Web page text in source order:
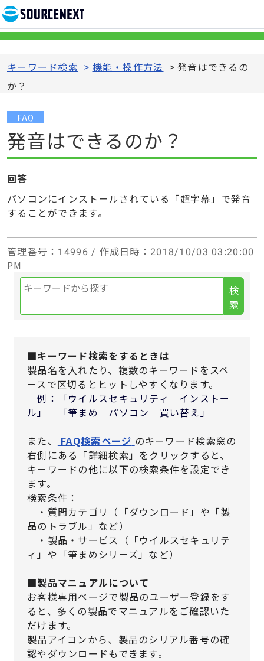
キーワード検索 > 機能・操作方法 > 発音はできるの
か？
FAQ
発音はできるのか？
回答
パソコンにインストールされている「超字幕」で発音
することができます。
管理番号 ：14996 / 作成日時 ：2018/10/03 03:20:00
PM
検
索
■キーワード検索をするときは
製品名を入れたり、複数のキーワードをスペ
ースで区切るとヒットしやすくなります。
例：「ウイルスセキュリティ インストー
ル」 「筆まめ パソコン 買い替え」
また、
FAQ検索ページ のキーワード検索窓の
右側にある「詳細検索」をクリックすると、
キーワードの他に以下の検索条件を設定でき
ます。
検索条件：
・質問カテゴリ（「ダウンロード」や「製
品のトラブル」など）
・製品・サービス（「ウイルスセキュリテ
ィ」や「筆まめシリーズ」など）
■製品マニュアルについて
お客様専用ページで製品のユーザー登録をす
ると、多くの製品でマニュアルをご確認いた
だけます。
製品アイコンから、製品のシリアル番号の確
認やダウンロードもできます。